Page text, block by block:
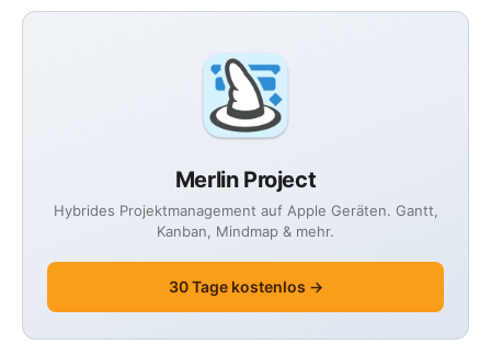
Merlin Project
Hybrides Projektmanagement auf Apple Geräten. Gantt,
Kanban, Mindmap & mehr.
30 Tage kostenlos →